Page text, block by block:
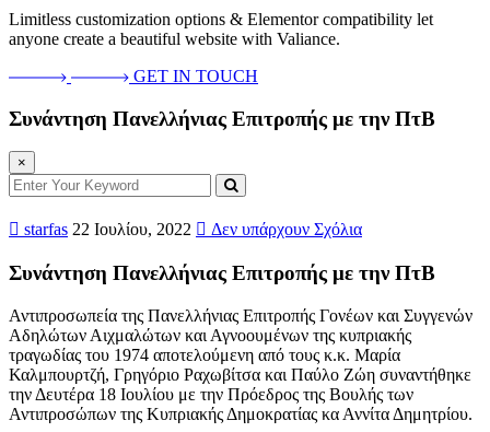
Limitless customization options & Elementor compatibility let
anyone create a beautiful website with Valiance.
GET IN TOUCH
Συνάντηση Πανελλήνιας Επιτροπής με την ΠτΒ
×
starfas 22 Ιουλίου, 2022 Δεν υπάρχουν Σχόλια
Συνάντηση Πανελλήνιας Επιτροπής με την ΠτΒ
Αντιπροσωπεία της Πανελλήνιας Επιτροπής Γονέων και Συγγενών
Αδηλώτων Αιχμαλώτων και Αγνοουμένων της κυπριακής
τραγωδίας του 1974 αποτελούμενη από τους κ.κ. Μαρία
Καλμπουρτζή, Γρηγόριο Ραχωβίτσα και Παύλο Ζώη συναντήθηκε
την Δευτέρα 18 Ιουλίου με την Πρόεδρος της Βουλής των
Αντιπροσώπων της Κυπριακής Δημοκρατίας κα Αννίτα Δημητρίου.